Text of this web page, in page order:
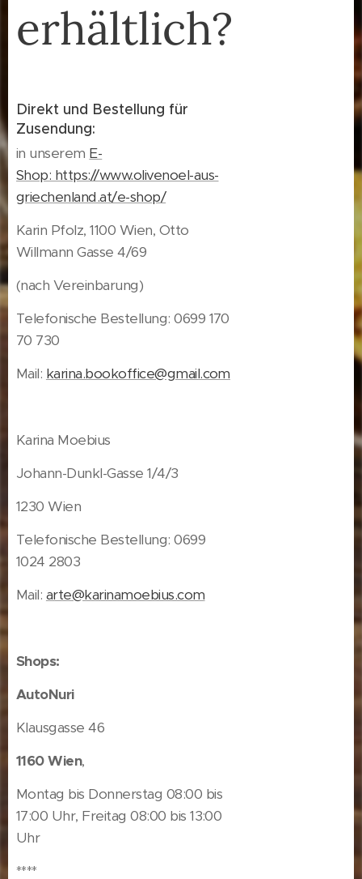
erhältlich?
Direkt und Bestellung für
Zusendung:
in unserem E-
Shop: https://www.olivenoel-aus-
griechenland.at/e-shop/
Karin Pfolz, 1100 Wien, Otto
Willmann Gasse 4/69
(nach Vereinbarung)
Telefonische Bestellung: 0699 170
70 730
Mail: karina.bookoffice@gmail.com
Karina Moebius
Johann-Dunkl-Gasse 1/4/3
1230 Wien
Telefonische Bestellung: 0699
1024 2803
Mail: arte@karinamoebius.com
Shops:
AutoNuri
Klausgasse 46
1160 Wien,
Montag bis Donnerstag 08:00 bis
17:00 Uhr, Freitag 08:00 bis 13:00
Uhr
****